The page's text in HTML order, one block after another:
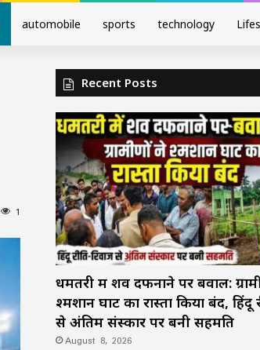
automobile sports technology
1
Recent Posts
धमतरी में शव दफनाने पर बवाल:
श्मशान घाट का रास्ता किया बंद, हिंदू
से अंतिम संस्कार पर बनी सहमति
August 8, 2026